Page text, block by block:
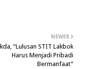
NEWER
“Lulusan STIT Lakbok
Harus Menjadi Pribadi
Bermanfaat”